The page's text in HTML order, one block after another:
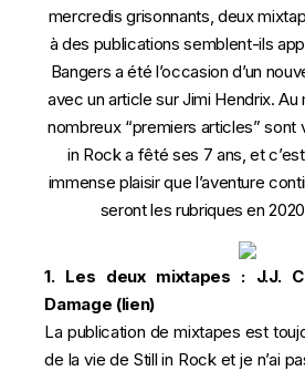
mercredis grisonnants, deux
à des publications semblent-ils
Bangers a été l’occasion d’un
avec un article sur Jimi Hendrix.
nombreux “premiers articles” sont
in Rock a fêté ses 7 ans, et
immense plaisir que l’aventure
seront les rubriques en
1. Les deux mixtapes : J.J.
Damage (lien)
La publication de mixtapes est
de la vie de Still in Rock et je n’ai